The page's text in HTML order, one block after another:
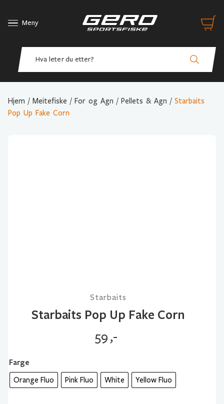
Meny
Hjem / Meitefiske / For og Agn / Pellets & Agn / Starbaits
Pop Up Fake Corn
Starbaits
Starbaits Pop Up Fake Corn
59,-
Farge
Orange Fluo Pink Fluo White Yellow Fluo